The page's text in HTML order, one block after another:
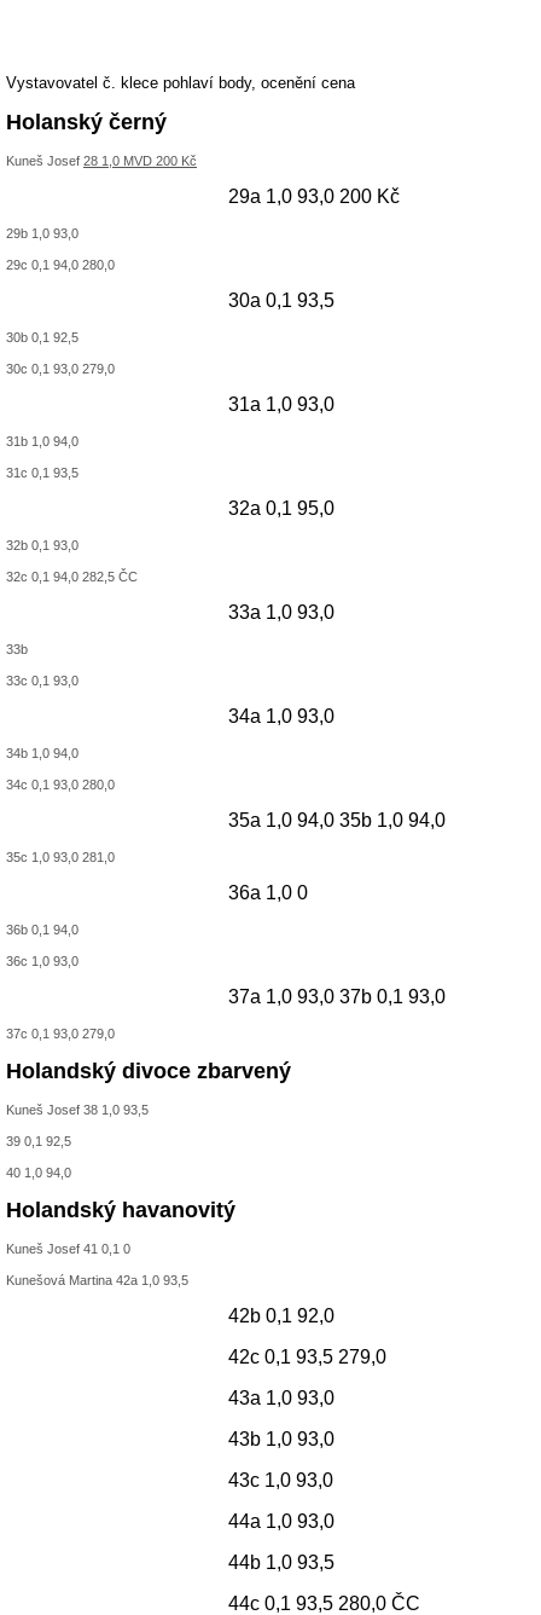
Vystavovatel č. klece pohlaví body, ocenění cena
Holanský černý
Kuneš Josef 28 1,0 MVD 200 Kč
29a 1,0 93,0 200 Kč
29b 1,0 93,0
29c 0,1 94,0 280,0
30a 0,1 93,5
30b 0,1 92,5
30c 0,1 93,0 279,0
31a 1,0 93,0
31b 1,0 94,0
31c 0,1 93,5
32a 0,1 95,0
32b 0,1 93,0
32c 0,1 94,0 282,5 ČC
33a 1,0 93,0
33b
33c 0,1 93,0
34a 1,0 93,0
34b 1,0 94,0
34c 0,1 93,0 280,0
35a 1,0 94,0 35b 1,0 94,0
35c 1,0 93,0 281,0
36a 1,0 0
36b 0,1 94,0
36c 1,0 93,0
37a 1,0 93,0 37b 0,1 93,0
37c 0,1 93,0 279,0
Holandský divoce zbarvený
Kuneš Josef 38 1,0 93,5
39 0,1 92,5
40 1,0 94,0
Holandský havanovitý
Kuneš Josef 41 0,1 0
Kunešová Martina 42a 1,0 93,5
42b 0,1 92,0
42c 0,1 93,5 279,0
43a 1,0 93,0
43b 1,0 93,0
43c 1,0 93,0
44a 1,0 93,0
44b 1,0 93,5
44c 0,1 93,5 280,0 ČC